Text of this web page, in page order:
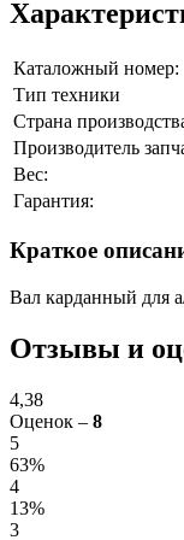
Каталожный номер:
Тип техники
Страна
Производитель
Вес:
Гарантия:
Краткое
Вал карданный для
Отзывы и
4,38
Оценок – 8
5
63%
4
13%
3